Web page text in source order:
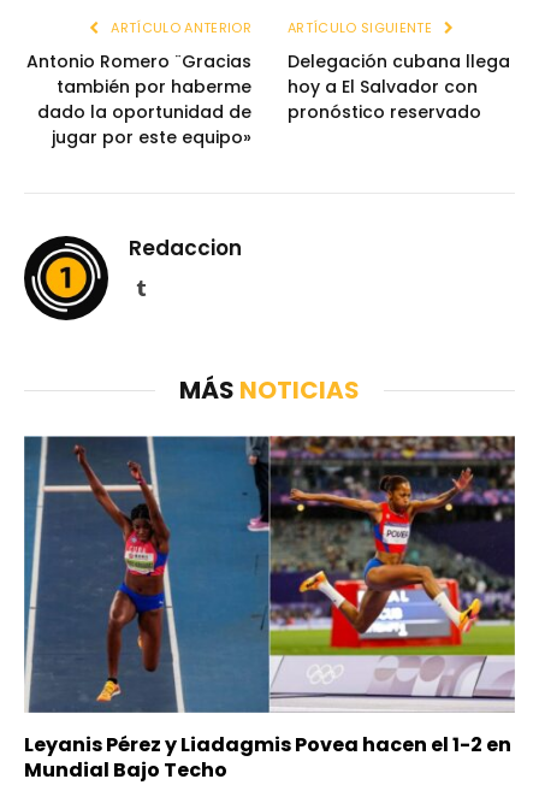
ARTÍCULO ANTERIOR
Antonio Romero ¨Gracias
también por haberme
dado la oportunidad de
jugar por este equipo»
ARTÍCULO SIGUIENTE
Delegación cubana llega
hoy a El Salvador con
pronóstico reservado
Redaccion
Tumblr
MÁS NOTICIAS
Leyanis Pérez y Liadagmis Povea hacen el 1-2 en
Mundial Bajo Techo